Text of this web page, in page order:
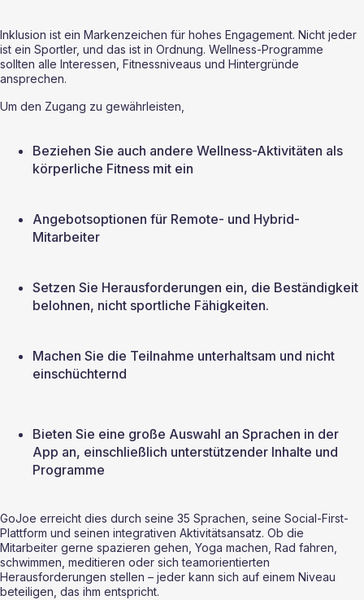
Inklusion ist ein Markenzeichen für hohes Engagement. Nicht jeder
ist ein Sportler, und das ist in Ordnung. Wellness-Programme
sollten alle Interessen, Fitnessniveaus und Hintergründe
ansprechen.
Um den Zugang zu gewährleisten,
Beziehen Sie auch andere Wellness-Aktivitäten als
körperliche Fitness mit ein
Angebotsoptionen für Remote- und Hybrid-
Mitarbeiter
Setzen Sie Herausforderungen ein, die Beständigkeit
belohnen, nicht sportliche Fähigkeiten.
Machen Sie die Teilnahme unterhaltsam und nicht
einschüchternd
Bieten Sie eine große Auswahl an Sprachen in der
App an, einschließlich unterstützender Inhalte und
Programme
GoJoe erreicht dies durch seine 35 Sprachen, seine Social-First-
Plattform und seinen integrativen Aktivitätsansatz. Ob die
Mitarbeiter gerne spazieren gehen, Yoga machen, Rad fahren,
schwimmen, meditieren oder sich teamorientierten
Herausforderungen stellen – jeder kann sich auf einem Niveau
beteiligen, das ihm entspricht.